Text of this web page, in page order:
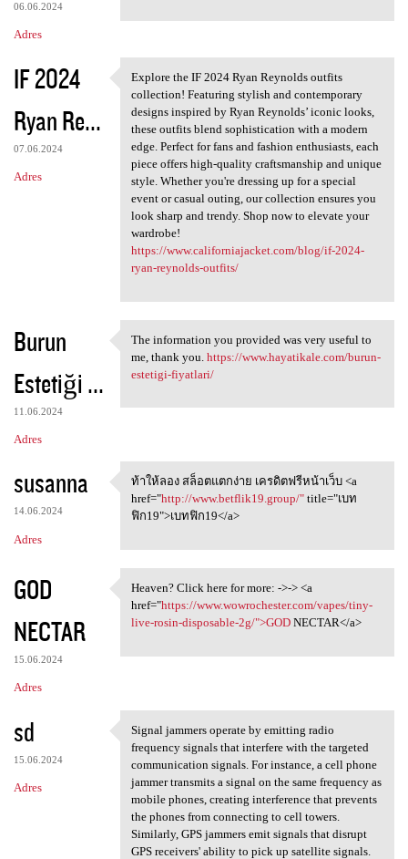
06.06.2024
Adres
IF 2024
Ryan Re...
07.06.2024
Adres
Explore the IF 2024 Ryan
Explore the IF 2024 Ryan Reynolds outfits
collection! Featuring stylish and contemporary
designs inspired by Ryan Reynolds’ iconic looks,
these outfits blend sophistication with a modern
edge. Perfect for fans and fashion enthusiasts, each
piece offers high-quality craftsmanship and unique
style. Whether you're dressing up for a special
event or casual outing, our collection ensures you
look sharp and trendy. Shop now to elevate your
wardrobe!
https://www.californiajacket.com/blog/if-2024-
ryan-reynolds-outfits/
Burun
Estetiği ...
11.06.2024
Adres
The information you provided
The information you provided was very useful to
me, thank you. https://www.hayatikale.com/burun-
estetigi-fiyatlari/
susanna
14.06.2024
Adres
ท้าให้ลอง สล็อตแตกง่าย
ท้าให้ลอง สล็อตแตกง่าย เครดิตฟรีหน้าเว็บ <a
href="http://www.betflik19.group/"title="เบท
ฟิก19">เบทฟิก19</a>
GOD
NECTAR
15.06.2024
Adres
Heaven? Click here for more:
Heaven? Click here for more: ->-> <a
href="https://www.wowrochester.com/vapes/tiny-
live-rosin-disposable-2g/">GODNECTAR</a>
sd
15.06.2024
Adres
Signal jammers operate by
Signal jammers operate by emitting radio
frequency signals that interfere with the targeted
communication signals. For instance, a cell phone
jammer transmits a signal on the same frequency as
mobile phones, creating interference that prevents
the phones from connecting to cell towers.
Similarly, GPS jammers emit signals that disrupt
GPS receivers' ability to pick up satellite signals.